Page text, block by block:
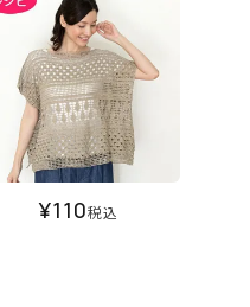
¥110税込